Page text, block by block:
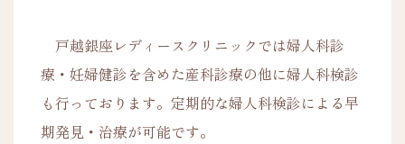
戸越銀座レディースクリニックでは婦人科診
療・妊婦健診を含めた産科診療の他に婦人科検診
も行っております。定期的な婦人科検診による早
期発見・治療が可能です。